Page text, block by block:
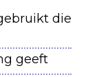
die
geeft